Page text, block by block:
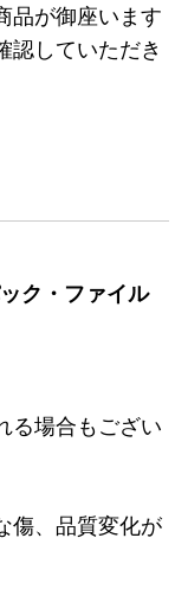
品が御座います
認していただき
ク・ファイル
る場合もござい
傷、品質変化が